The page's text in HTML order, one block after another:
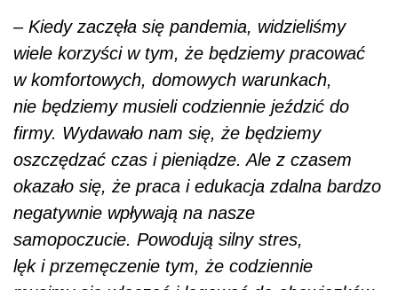
lęk i przemęczenie tym, że codziennie
musimy się włączać i logować do obowiązków
w przestrzeni wirtualnej. Badania pokazują, że
osoby, które przez pandemię zostały
przymuszone do pracy
zdalnej, częściej odczuwają silne
przemęczenie takim modelem i niesie to za
sobą negatywne skutki w przestrzeni
społecznej –mówi agencji informacyjnej
Newseria Biznes dr Dagmara Kawoń-Noga.